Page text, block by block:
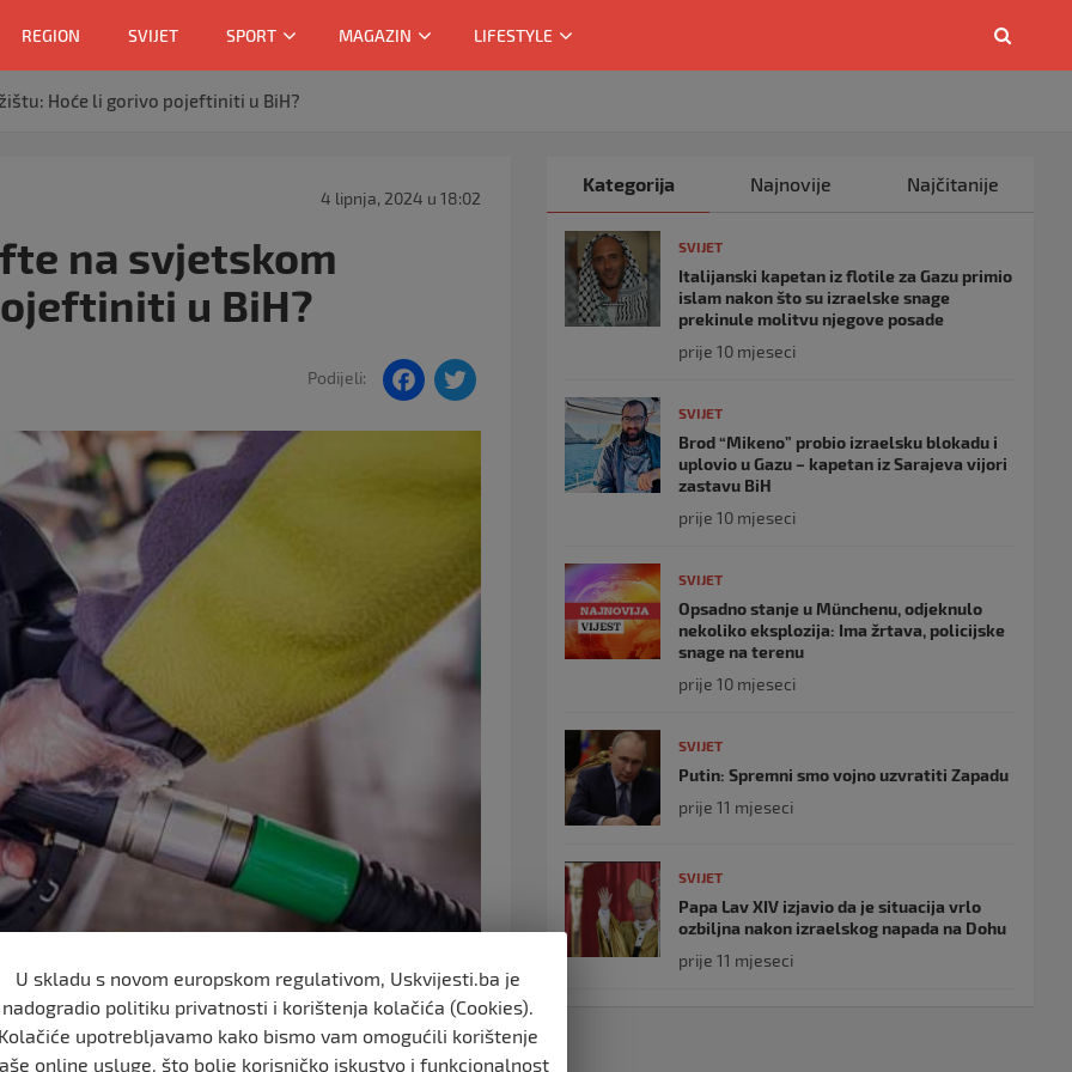
REGION SVIJET SPORT MAGAZIN LIFESTYLE
Hoće li gorivo pojeftiniti u BiH?
4 lipnja, 2024 u 18:02
na svjetskom
u BiH?
Podijeli:
F
o
k
Kategorija Najnovije Najčitanije
SVIJET
Italijanski kapetan iz flotile za Gazu primio
islam nakon što su izraelske snage
prekinule molitvu njegove posade
prije 10 mjeseci
SVIJET
Brod “Mikeno” probio izraelsku blokadu i
uplovio u Gazu – kapetan iz Sarajeva vijori
zastavu BiH
prije 10 mjeseci
SVIJET
Opsadno stanje u Münchenu, odjeknulo
nekoliko eksplozija: Ima žrtava, policijske
snage na terenu
prije 10 mjeseci
SVIJET
Putin: Spremni smo vojno uzvratiti Zapadu
prije 11 mjeseci
SVIJET
Papa Lav XIV izjavio da je situacija vrlo
ozbiljna nakon izraelskog napada na Dohu
prije 11 mjeseci
U skladu s novom europskom regulativom, Uskvijesti.ba je
nadogradio politiku privatnosti i korištenja kolačića (Cookies).
upotrebljavamo kako bismo vam omogućili korištenje
online usluge, što bolje korisničko iskustvo i funkcionalnost